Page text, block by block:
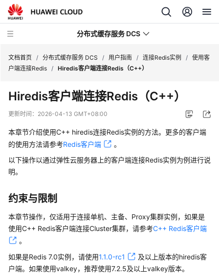
分布式缓存服务 DCS
新
动
服
公
产
介
绍
计
费
说
文档首页 / 分布式缓存服务 DCS / 用户指南 / 连接Redis实例 / 使用客
户端连接Redis / Hiredis客户端连接Redis（C++）
Hiredis客户端连接Redis（C++）
更新时间： 2026-04-13 GMT+08:00
本章节介绍使用C++ hiredis连接Redis实例的方法。更多的客户端
的使用方法请参考Redis客户端
。
以下操作以通过弹性云服务器上的客户端连接Redis实例为例进行说
明。
约束与限制
本章节操作，仅适用于连接单机、主备、Proxy集群实例，如果是
使用C++ Redis客户端连接Cluster集群，请参考C++ Redis客户端
。
如果是Redis 7.0实例，请使用1.1.0-rc1
及以上版本的hiredis客
户端。如果使用valkey，推荐使用7.2.5及以上valkey版本。